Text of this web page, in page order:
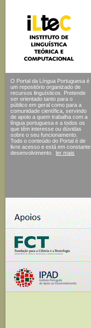
O Portal da Língua Portuguesa é
um repositório organizado de
recursos linguísticos. Pretende
ser orientado tanto para o
público em geral como para a
comunidade científica, servindo
de apoio a quem trabalha com a
língua portuguesa e a todos os
que têm interesse ou dúvidas
sobre o seu funcionamento.
Todo o conteúdo do Portal é de
livre acesso e está em constante
desenvolvimento.
ler mais